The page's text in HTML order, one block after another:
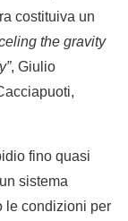
costituiva un
the gravity
, Giulio
fino quasi
sistema
le condizioni per